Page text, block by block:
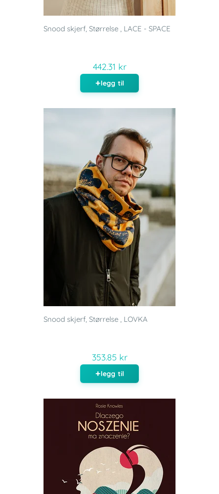
Snood skjerf, Størrelse , LACE - SPACE
442.31 kr
legg til
Snood skjerf, Størrelse , LOVKA
353.85 kr
legg til